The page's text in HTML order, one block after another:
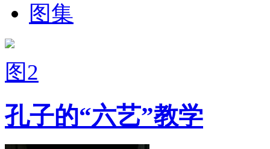
图集
图2
孔子的“六艺”教学